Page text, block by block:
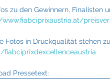
zu den Gewinnern, Finalisten
Fotos in Druckqualität stehen
fiabciprixdexcellenceaustria
Pressetext: